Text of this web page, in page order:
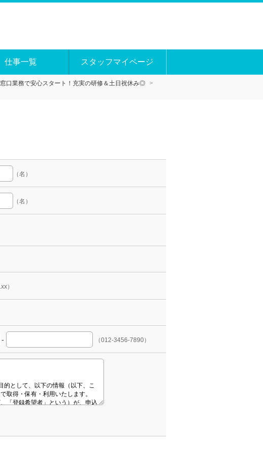
仕事一覧 スタッフマイページ
窓口業務で安心スタート！充実の研修＆土日祝休み◎
（名）
（名）
）
- （012-3456-7890）